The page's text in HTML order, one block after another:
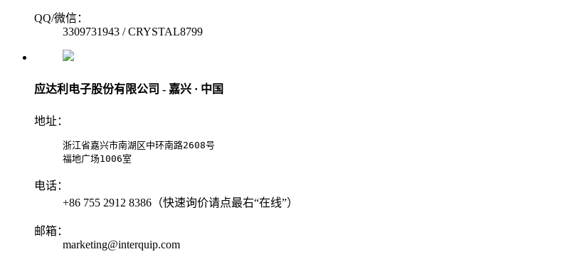
QQ/微信：
3309731943 / CRYSTAL8799
应达利电子股份有限公司 - 嘉兴 · 中国
地址：
浙江省嘉兴市南湖区中环南路2608号
福地广场1006室
电话：
+86 755 2912 8386（快速询价请点最右“在线”）
邮箱：
marketing@interquip.com